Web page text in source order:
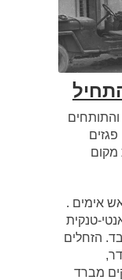
מקום
אימים .
טנקית
הזחלים
מברד